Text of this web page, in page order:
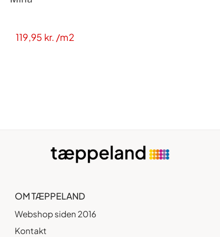
119,95 kr. /m2
OM TÆPPELAND
Webshop siden 2016
Kontakt